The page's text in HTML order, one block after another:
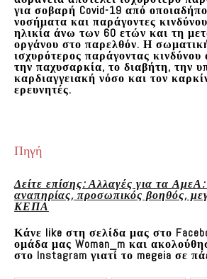
για σοβαρή Covid-19 από
νοσήματα και παράγοντες
ηλικία άνω των 60 ετών και τη
οργάνου στο παρελθόν. Η
ισχυρότερος παράγοντας
την παχυσαρκία, το διαβήτη, την
καρδιαγγειακή νόσο και τον
ερευνητές.
Πηγή
Δείτε επίσης: Αλλαγές για τα
αναπηρίας, προσωπικός βοηθός,
ΚΕΠΑ
Κάνε like στη σελίδα μας στο
ομάδα μας Woman_m και
στο Instagram γιατί το megeia σε